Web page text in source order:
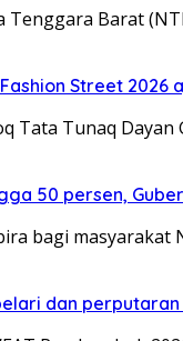
Barat
Street 2026
Tata Tunaq
50 persen,
bagi
pelari dan